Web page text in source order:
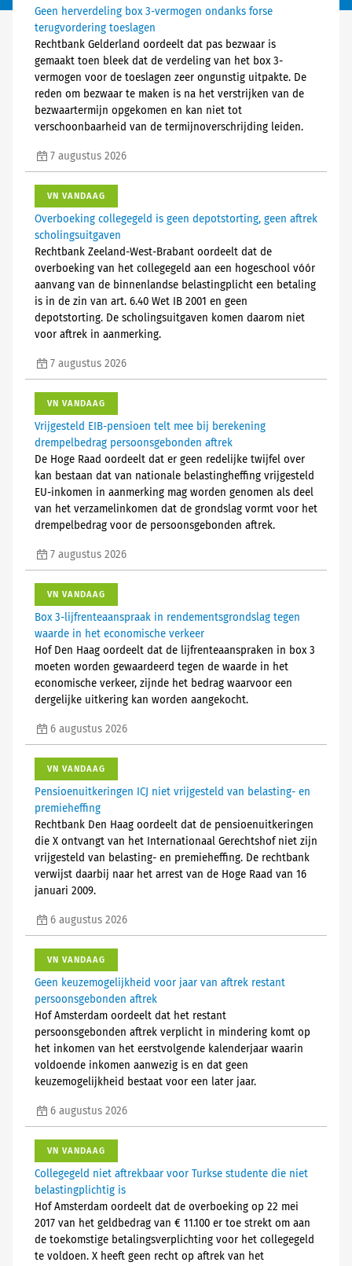
Geen herverdeling box 3-vermogen ondanks forse
terugvordering toeslagen
Rechtbank Gelderland oordeelt dat pas bezwaar is
gemaakt toen bleek dat de verdeling van het box 3-
vermogen voor de toeslagen zeer ongunstig uitpakte. De
reden om bezwaar te maken is na het verstrijken van de
bezwaartermijn opgekomen en kan niet tot
verschoonbaarheid van de termijnoverschrijding leiden.
7 augustus 2026
VN VANDAAG
Overboeking collegegeld is geen depotstorting, geen aftrek
scholingsuitgaven
Rechtbank Zeeland-West-Brabant oordeelt dat de
overboeking van het collegegeld aan een hogeschool vóór
aanvang van de binnenlandse belastingplicht een betaling
is in de zin van art. 6.40 Wet IB 2001 en geen
depotstorting. De scholingsuitgaven komen daarom niet
voor aftrek in aanmerking.
7 augustus 2026
VN VANDAAG
Vrijgesteld EIB-pensioen telt mee bij berekening
drempelbedrag persoonsgebonden aftrek
De Hoge Raad oordeelt dat er geen redelijke twijfel over
kan bestaan dat van nationale belastingheffing vrijgesteld
EU-inkomen in aanmerking mag worden genomen als deel
van het verzamelinkomen dat de grondslag vormt voor het
drempelbedrag voor de persoonsgebonden aftrek.
7 augustus 2026
VN VANDAAG
Box 3-lijfrenteaanspraak in rendementsgrondslag tegen
waarde in het economische verkeer
Hof Den Haag oordeelt dat de lijfrenteaanspraken in box 3
moeten worden gewaardeerd tegen de waarde in het
economische verkeer, zijnde het bedrag waarvoor een
dergelijke uitkering kan worden aangekocht.
6 augustus 2026
VN VANDAAG
Pensioenuitkeringen ICJ niet vrijgesteld van belasting- en
premieheffing
Rechtbank Den Haag oordeelt dat de pensioenuitkeringen
die X ontvangt van het Internationaal Gerechtshof niet zijn
vrijgesteld van belasting- en premieheffing. De rechtbank
verwijst daarbij naar het arrest van de Hoge Raad van 16
januari 2009.
6 augustus 2026
VN VANDAAG
Geen keuzemogelijkheid voor jaar van aftrek restant
persoonsgebonden aftrek
Hof Amsterdam oordeelt dat het restant
persoonsgebonden aftrek verplicht in mindering komt op
het inkomen van het eerstvolgende kalenderjaar waarin
voldoende inkomen aanwezig is en dat geen
keuzemogelijkheid bestaat voor een later jaar.
6 augustus 2026
VN VANDAAG
Collegegeld niet aftrekbaar voor Turkse studente die niet
belastingplichtig is
Hof Amsterdam oordeelt dat de overboeking op 22 mei
2017 van het geldbedrag van € 11.100 er toe strekt om aan
de toekomstige betalingsverplichting voor het collegegeld
te voldoen. X heeft geen recht op aftrek van het